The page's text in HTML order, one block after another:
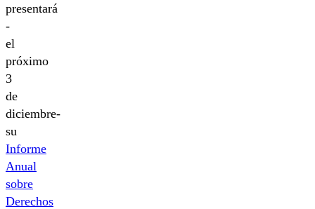
presentará
-
el
próximo
3
de
diciembre-
su
Informe
Anual
sobre
Derechos